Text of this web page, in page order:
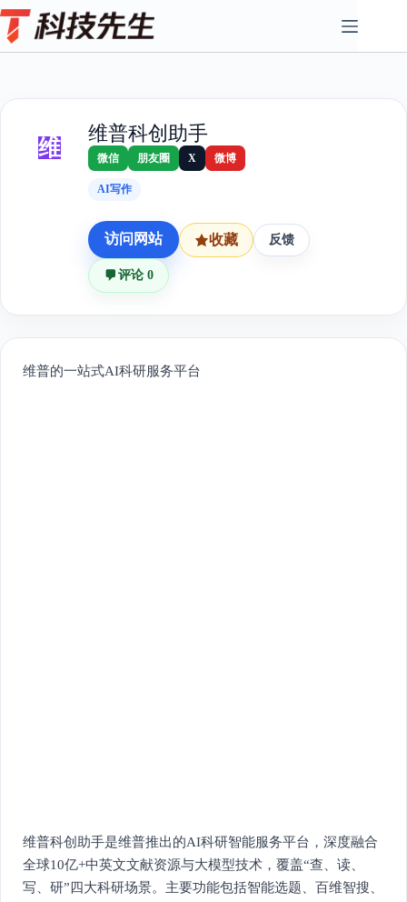
Skip
to
content
维
维普科创助手
微信 朋友圈 X 微博
AI写作
访问网站 收藏 反馈
评论 0
维普的一站式AI科研服务平台
维普科创助手是维普推出的AI科研智能服务平台，深度融合
全球10亿+中英文文献资源与大模型技术，覆盖“查、读、
写、研”四大科研场景。主要功能包括智能选题、百维智搜、